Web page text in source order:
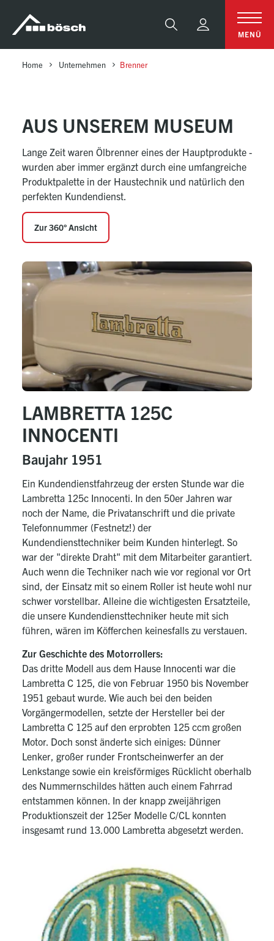
sr.skip-to.main-content
sr.skip-to.table-of-contents
sr.skip-to.main-navigation
Suche MENÜ
Home Unternehmen Brenner
AUS UNSEREM MUSEUM
Lange Zeit waren Ölbrenner eines der Hauptprodukte -
wurden aber immer ergänzt durch eine umfangreiche
Produktpalette in der Haustechnik und natürlich den
perfekten Kundendienst.
Zur 360° Ansicht
LAMBRETTA 125C
INNOCENTI
Baujahr 1951
Ein Kundendienstfahrzeug der ersten Stunde war die
Lambretta 125c Innocenti. In den 50er Jahren war
noch der Name, die Privatanschrift und die private
Telefonnummer (Festnetz!) der
Kundendiensttechniker beim Kunden hinterlegt. So
war der "direkte Draht" mit dem Mitarbeiter garantiert.
Auch wenn die Techniker nach wie vor regional vor Ort
sind, der Einsatz mit so einem Roller ist heute wohl nur
schwer vorstellbar. Alleine die wichtigesten Ersatzteile,
die unsere Kundendiensttechniker heute mit sich
führen, wären im Köfferchen keinesfalls zu verstauen.
Zur Geschichte des Motorrollers:
Das dritte Modell aus dem Hause Innocenti war die
Lambretta C 125, die von Februar 1950 bis November
1951 gebaut wurde. Wie auch bei den beiden
Vorgängermodellen, setzte der Hersteller bei der
Lambretta C 125 auf den erprobten 125 ccm großen
Motor. Doch sonst änderte sich einiges: Dünner
Lenker, großer runder Frontscheinwerfer an der
Lenkstange sowie ein kreisförmiges Rücklicht oberhalb
des Nummernschildes hätten auch einem Fahrrad
entstammen können. In der knapp zweijährigen
Produktionszeit der 125er Modelle C/CL konnten
insgesamt rund 13.000 Lambretta abgesetzt werden.